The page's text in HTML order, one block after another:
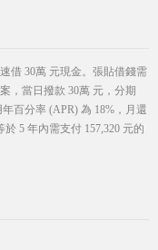
借 30萬 元現金。張貼借錢需
，當日撥款 30萬 元，分期
百分率 (APR) 為 18%，月還
5 年內需支付 157,320 元的